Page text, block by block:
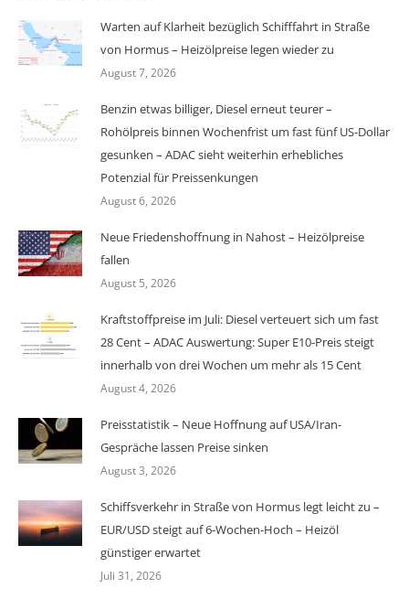
Warten auf Klarheit bezüglich Schifffahrt in Straße
von Hormus – Heizölpreise legen wieder zu
August 7, 2026
Benzin etwas billiger, Diesel erneut teurer –
Rohölpreis binnen Wochenfrist um fast fünf US-Dollar
gesunken – ADAC sieht weiterhin erhebliches
Potenzial für Preissenkungen
August 6, 2026
Neue Friedenshoffnung in Nahost – Heizölpreise
fallen
August 5, 2026
Kraftstoffpreise im Juli: Diesel verteuert sich um fast
28 Cent – ADAC Auswertung: Super E10-Preis steigt
innerhalb von drei Wochen um mehr als 15 Cent
August 4, 2026
Preisstatistik – Neue Hoffnung auf USA/Iran-
Gespräche lassen Preise sinken
August 3, 2026
Schiffsverkehr in Straße von Hormus legt leicht zu –
EUR/USD steigt auf 6-Wochen-Hoch – Heizöl
günstiger erwartet
Juli 31, 2026